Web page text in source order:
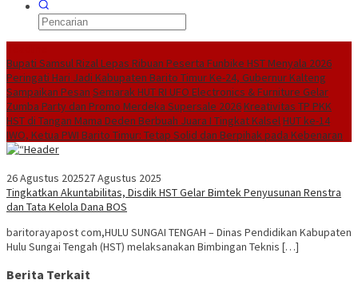
Bupati Samsul Rizal Lepas Ribuan Peserta Funbike HST Menyala 2026
Peringati Hari Jadi Kabupaten Barito Timur Ke-24, Gubernur Kalteng
Sampaikan Pesan Semarak HUT RI UFO Electronics & Furniture Gelar
Zumba Party dan Promo Merdeka Supersale 2026Kreativitas TP PKK
HST di Tangan Mama Deden Berbuah Juara I Tingkat KalselHUT ke-14
IWO, Ketua PWI Barito Timur: Tetap Solid dan Berpihak pada Kebenaran
26 Agustus 202527 Agustus 2025
Tingkatkan Akuntabilitas, Disdik HST Gelar Bimtek Penyusunan Renstra
dan Tata Kelola Dana BOS
baritorayapost com,HULU SUNGAI TENGAH – Dinas Pendidikan Kabupaten
Hulu Sungai Tengah (HST) melaksanakan Bimbingan Teknis […]
Berita Terkait